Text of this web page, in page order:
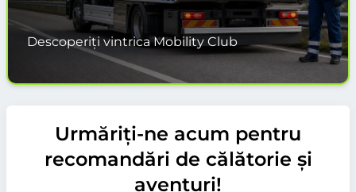
Descoperiți vintrica Mobility Club
Urmăriți-ne acum pentru
recomandări de călătorie și
aventuri!